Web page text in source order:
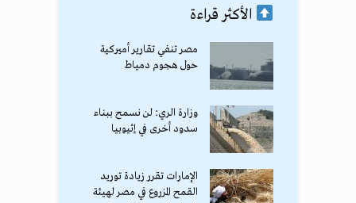
الأكثر قراءة
مصر تنفي تقارير أميركية
حول هجوم دمياط
وزارة الري: لن نسمح ببناء
سدود أخرى في إثيوبيا
الإمارات تقرر زيادة توريد
القمح المزروع في مصر لهيئة